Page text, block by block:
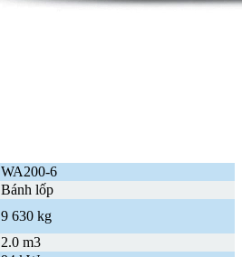
WA200-6
Bánh lốp
9 630 kg
2.0 m3